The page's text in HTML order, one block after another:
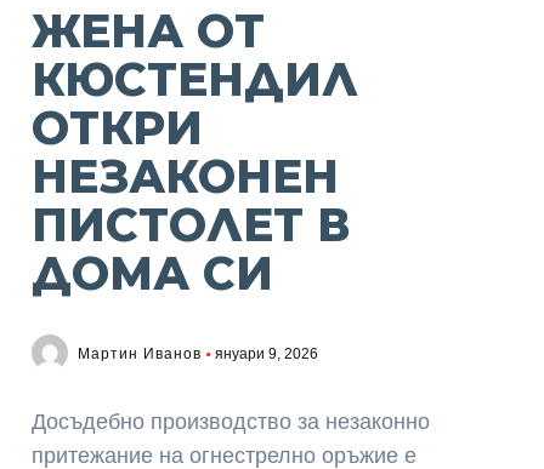
ЖЕНА ОТ
КЮСТЕНДИЛ
ОТКРИ
НЕЗАКОНЕН
ПИСТОЛЕТ В
ДОМА СИ
Мартин Иванов януари 9, 2026
Досъдебно производство за незаконно
притежание на огнестрелно оръжие е